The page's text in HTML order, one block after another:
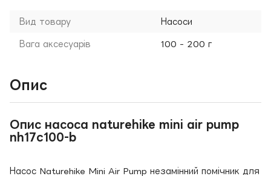
Вид товару Насоси
Вага аксесуарів 100 - 200 г
Опис
Опис насоса naturehike mini air pump
nh17c100-b
Насос Naturehike Mini Air Pump незамінний помічник для